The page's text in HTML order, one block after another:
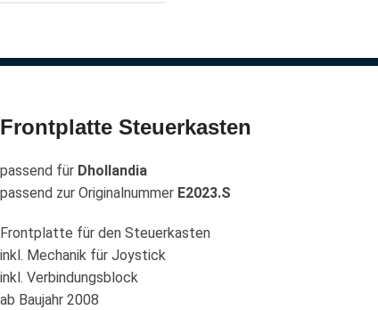
Frontplatte Steuerkasten
passend für Dhollandia
passend zur Originalnummer E2023.S
Frontplatte für den Steuerkasten
inkl. Mechanik für Joystick
inkl. Verbindungsblock
ab Baujahr 2008